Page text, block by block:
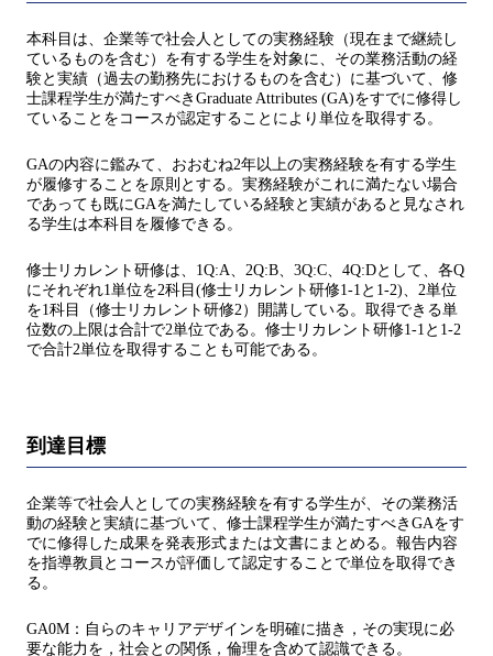
本科目は、企業等で社会人としての実務経験（現在まで継続し
ているものを含む）を有する学生を対象に、その業務活動の経
験と実績（過去の勤務先におけるものを含む）に基づいて、修
士課程学生が満たすべきGraduate Attributes (GA)をすでに修得し
ていることをコースが認定することにより単位を取得する。
GAの内容に鑑みて、おおむね2年以上の実務経験を有する学生
が履修することを原則とする。実務経験がこれに満たない場合
であっても既にGAを満たしている経験と実績があると見なされ
る学生は本科目を履修できる。
修士リカレント研修は、1Q:A、2Q:B、3Q:C、4Q:Dとして、各Q
にそれぞれ1単位を2科目(修士リカレント研修1-1と1-2)、2単位
を1科目（修士リカレント研修2）開講している。取得できる単
位数の上限は合計で2単位である。修士リカレント研修1-1と1-2
で合計2単位を取得することも可能である。
到達目標
企業等で社会人としての実務経験を有する学生が、その業務活
動の経験と実績に基づいて、修士課程学生が満たすべきGAをす
でに修得した成果を発表形式または文書にまとめる。報告内容
を指導教員とコースが評価して認定することで単位を取得でき
る。
GA0M：自らのキャリアデザインを明確に描き，その実現に必
要な能力を，社会との関係，倫理を含めて認識できる。